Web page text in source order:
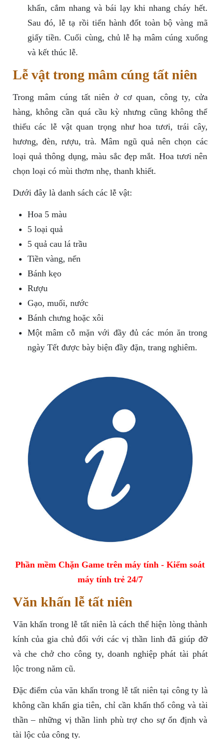
khấn, cắm nhang và bái lạy khi nhang cháy hết.
Sau đó, lễ tạ rồi tiến hành đốt toàn bộ vàng mã
giấy tiền. Cuối cùng, chủ lễ hạ mâm cúng xuống
và kết thúc lễ.
Lễ vật trong mâm cúng tất niên
Trong mâm cúng tất niên ở cơ quan, công ty, cửa
hàng, không cần quá cầu kỳ nhưng cũng không thể
thiếu các lễ vật quan trọng như hoa tươi, trái cây,
hương, đèn, rượu, trà. Mâm ngũ quả nên chọn các
loại quả thông dụng, màu sắc đẹp mắt. Hoa tươi nên
chọn loại có mùi thơm nhẹ, thanh khiết.
Dưới đây là danh sách các lễ vật:
Hoa 5 màu
5 loại quả
5 quả cau lá trầu
Tiền vàng, nến
Bánh kẹo
Rượu
Gạo, muối, nước
Bánh chưng hoặc xôi
Một mâm cỗ mặn với đầy đủ các món ăn trong
ngày Tết được bày biện đầy đặn, trang nghiêm.
Phần mềm Chặn Game trên máy tính - Kiểm soát
máy tính trẻ 24/7
Văn khấn lễ tất niên
Văn khấn trong lễ tất niên là cách thể hiện lòng thành
kính của gia chủ đối với các vị thần linh đã giúp đỡ
và che chở cho công ty, doanh nghiệp phát tài phát
lộc trong năm cũ.
Đặc điểm của văn khấn trong lễ tất niên tại công ty là
không cần khấn gia tiên, chỉ cần khấn thổ công và tài
thần – những vị thần linh phù trợ cho sự ổn định và
tài lộc của công ty.